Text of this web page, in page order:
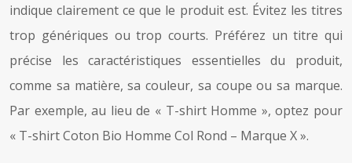
indique clairement ce que le produit est. Évitez les titres
trop génériques ou trop courts. Préférez un titre qui
précise les caractéristiques essentielles du produit,
comme sa matière, sa couleur, sa coupe ou sa marque.
Par exemple, au lieu de « T-shirt Homme », optez pour
« T-shirt Coton Bio Homme Col Rond – Marque X ».